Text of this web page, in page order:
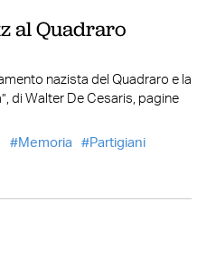
al Quadraro
nazista del Quadraro e la
di Walter De Cesaris, pagine
Memoria
Partigiani